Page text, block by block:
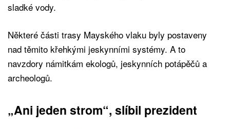
sladké vody.
Některé části trasy Mayského vlaku byly postaveny
nad těmito křehkými jeskynními systémy. A to
navzdory námitkám ekologů, jeskynních potápěčů a
archeologů.
„Ani jeden strom“, slíbil prezident